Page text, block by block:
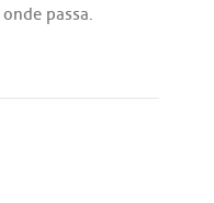
onde passa.